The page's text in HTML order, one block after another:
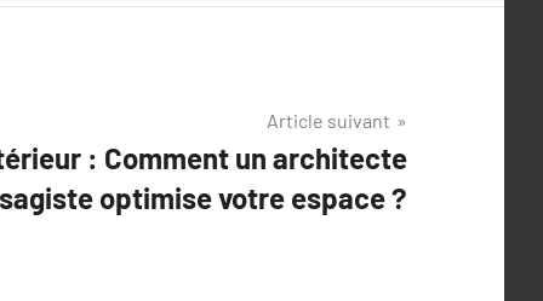
Article suivant
: Comment un architecte
optimise votre espace ?